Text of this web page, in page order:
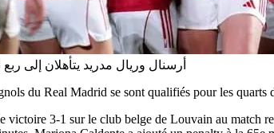
أرسنال وريال مدريد يتأهلان إلى
du Real Madrid se sont qualifiés pour les
victoire 3-1 sur le club belge de Louvain au match